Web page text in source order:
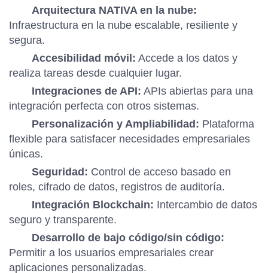
Arquitectura NATIVA en la nube:
Infraestructura en la nube escalable, resiliente y
segura.
Accesibilidad móvil: Accede a los datos y
realiza tareas desde cualquier lugar.
Integraciones de API: APIs abiertas para una
integración perfecta con otros sistemas.
Personalización y Ampliabilidad: Plataforma
flexible para satisfacer necesidades empresariales
únicas.
Seguridad: Control de acceso basado en
roles, cifrado de datos, registros de auditoría.
Integración Blockchain: Intercambio de datos
seguro y transparente.
Desarrollo de bajo código/sin código:
Permitir a los usuarios empresariales crear
aplicaciones personalizadas.